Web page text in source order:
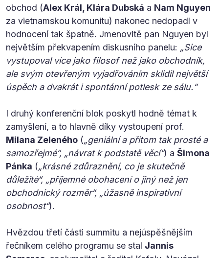
obchod (Alex Král, Klára Dubská a Nam Nguyen
za vietnamskou komunitu) nakonec nedopadl v
hodnocení tak špatně. Jmenovitě pan Nguyen byl
největším překvapením diskusního panelu: „Sice
vystupoval více jako filosof než jako obchodník,
ale svým otevřeným vyjadřováním sklidil největší
úspěch a dvakrát i spontánní potlesk ze sálu.“
I druhý konferenční blok poskytl hodně témat k
zamyšlení, a to hlavně díky vystoupení prof.
Milana Zeleného („geniální a přitom tak prosté a
samozřejmé“, „návrat k podstatě věcí“) a Šimona
Pánka („krásné zdůraznění, co je skutečně
důležité“, „příjemné obohacení o jiný než jen
obchodnický rozměr“, „úžasně inspirativní
osobnost“).
Hvězdou třetí části summitu a nejúspěšnějším
řečníkem celého programu se stal Jannis